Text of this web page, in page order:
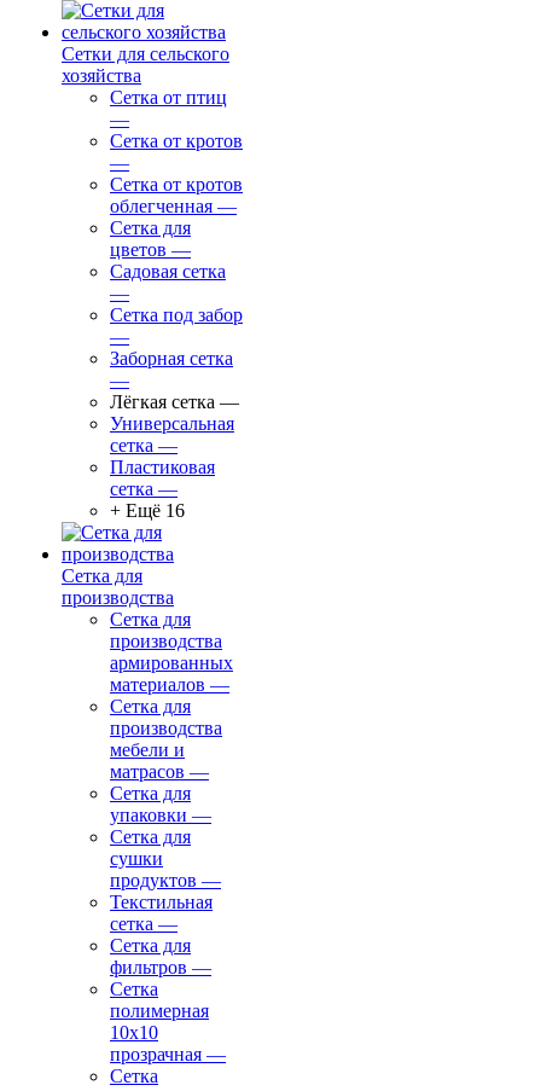
Сетки для сельского
хозяйства
Сетка от птиц
—
Сетка от кротов
—
Сетка от кротов
облегченная —
Сетка для
цветов —
Садовая сетка
—
Сетка под забор
—
Заборная сетка
—
Лёгкая сетка —
Универсальная
сетка —
Пластиковая
сетка —
+ Ещё 16
Сетка для
производства
Сетка для
производства
армированных
материалов —
Сетка для
производства
мебели и
матрасов —
Сетка для
упаковки —
Сетка для
сушки
продуктов —
Текстильная
сетка —
Сетка для
фильтров —
Сетка
полимерная
10х10
прозрачная —
Сетка